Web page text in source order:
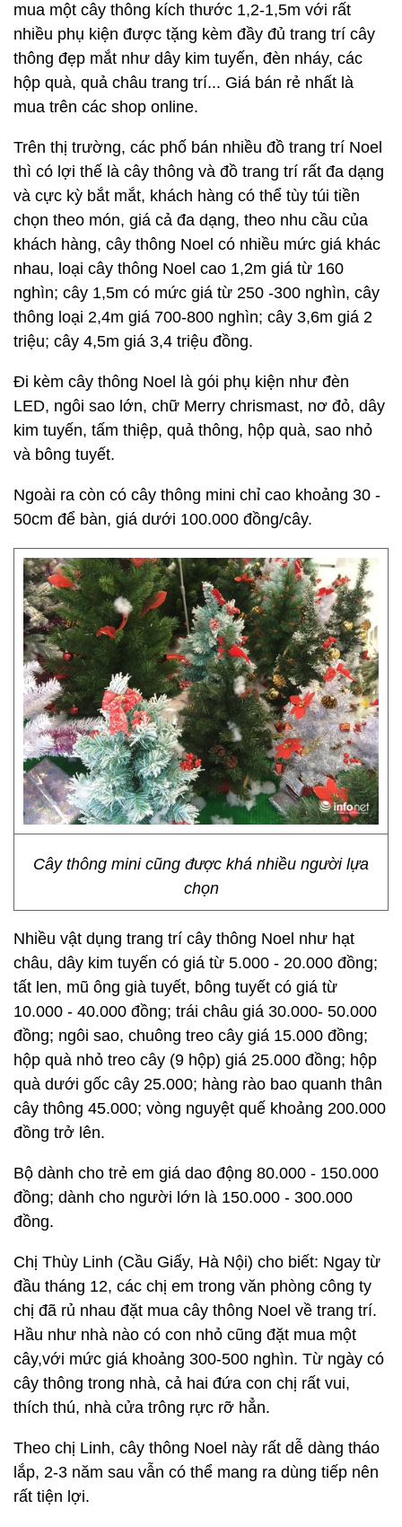
mua một cây thông kích thước 1,2-1,5m với rất
nhiều phụ kiện được tặng kèm đầy đủ trang trí cây
thông đẹp mắt như dây kim tuyến, đèn nháy, các
hộp quà, quả châu trang trí... Giá bán rẻ nhất là
mua trên các shop online.
Trên thị trường, các phố bán nhiều đồ trang trí Noel
thì có lợi thế là cây thông và đồ trang trí rất đa dạng
và cực kỳ bắt mắt, khách hàng có thể tùy túi tiền
chọn theo món, giá cả đa dạng, theo nhu cầu của
khách hàng, cây thông Noel có nhiều mức giá khác
nhau, loại cây thông Noel cao 1,2m giá từ 160
nghìn; cây 1,5m có mức giá từ 250 -300 nghìn, cây
thông loại 2,4m giá 700-800 nghìn; cây 3,6m giá 2
triệu; cây 4,5m giá 3,4 triệu đồng.
Đi kèm cây thông Noel là gói phụ kiện như đèn
LED, ngôi sao lớn, chữ Merry chrismast, nơ đỏ, dây
kim tuyến, tấm thiệp, quả thông, hộp quà, sao nhỏ
và bông tuyết.
Ngoài ra còn có cây thông mini chỉ cao khoảng 30 -
50cm để bàn, giá dưới 100.000 đồng/cây.
Cây thông mini cũng được khá nhiều người lựa
chọn
Nhiều vật dụng trang trí cây thông Noel như hạt
châu, dây kim tuyến có giá từ 5.000 - 20.000 đồng;
tất len, mũ ông già tuyết, bông tuyết có giá từ
10.000 - 40.000 đồng; trái châu giá 30.000- 50.000
đồng; ngôi sao, chuông treo cây giá 15.000 đồng;
hộp quà nhỏ treo cây (9 hộp) giá 25.000 đồng; hộp
quà dưới gốc cây 25.000; hàng rào bao quanh thân
cây thông 45.000; vòng nguyệt quế khoảng 200.000
đồng trở lên.
Bộ dành cho trẻ em giá dao động 80.000 - 150.000
đồng; dành cho người lớn là 150.000 - 300.000
đồng.
Chị Thùy Linh (Cầu Giấy, Hà Nội) cho biết: Ngay từ
đầu tháng 12, các chị em trong văn phòng công ty
chị đã rủ nhau đặt mua cây thông Noel về trang trí.
Hầu như nhà nào có con nhỏ cũng đặt mua một
cây,với mức giá khoảng 300-500 nghìn. Từ ngày có
cây thông trong nhà, cả hai đứa con chị rất vui,
thích thú, nhà cửa trông rực rỡ hẳn.
Theo chị Linh, cây thông Noel này rất dễ dàng tháo
lắp, 2-3 năm sau vẫn có thể mang ra dùng tiếp nên
rất tiện lợi.